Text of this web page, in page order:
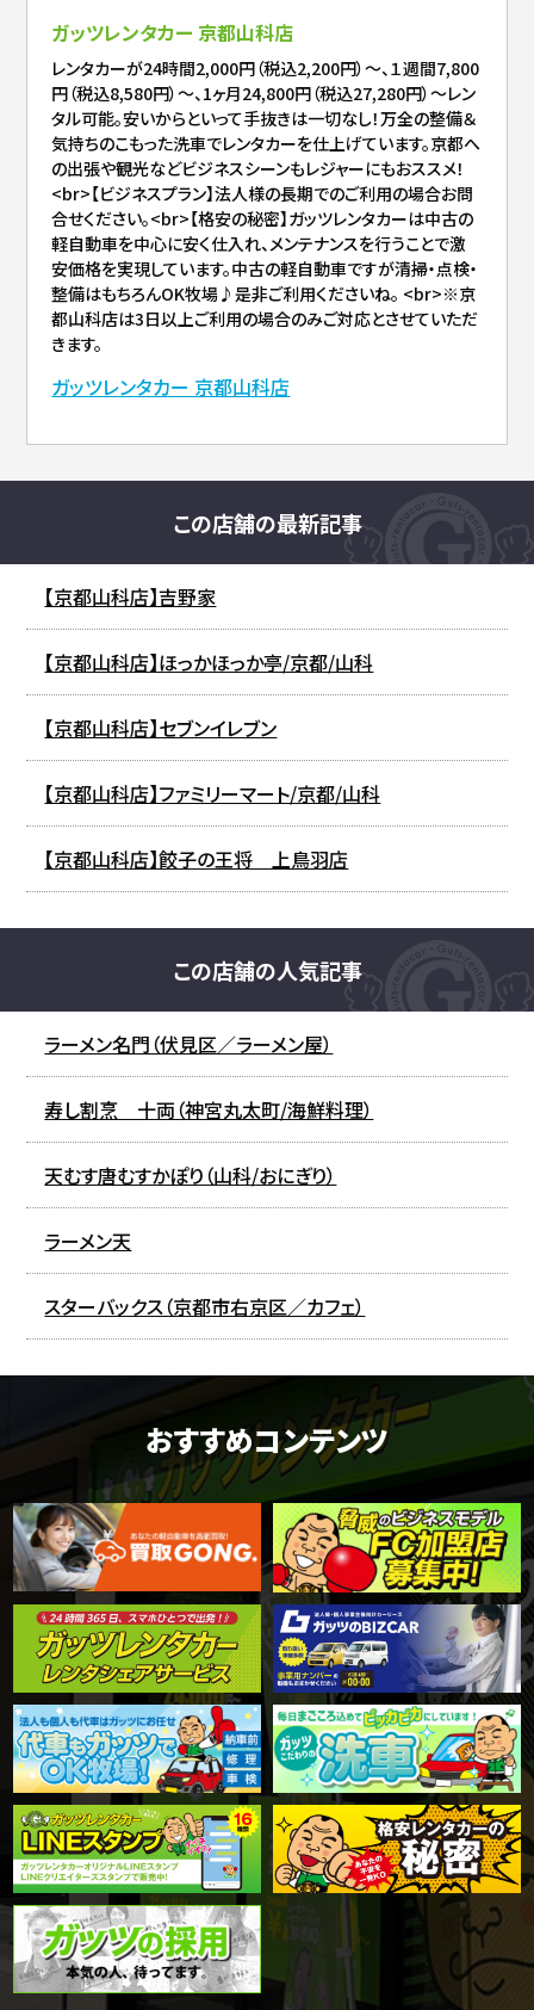
ガッツレンタカー 京都山科店
レンタカーが24時間2,000円（税込2,200円）～、１週間7,800
円（税込8,580円）～、1ヶ月24,800円（税込27,280円）～レン
タル可能。安いからといって手抜きは一切なし！万全の整備＆
気持ちのこもった洗車でレンタカーを仕上げています。京都へ
の出張や観光などビジネスシーンもレジャーにもおススメ！
<br>【ビジネスプラン】法人様の長期でのご利用の場合お問
合せください。<br>【格安の秘密】ガッツレンタカーは中古の
軽自動車を中心に安く仕入れ、メンテナンスを行うことで激
安価格を実現しています。中古の軽自動車ですが清掃・点検・
整備はもちろんOK牧場♪是非ご利用くださいね。 <br>※京
都山科店は3日以上ご利用の場合のみご対応とさせていただ
きます。
ガッツレンタカー 京都山科店
この店舗の最新記事
【京都山科店】吉野家
【京都山科店】ほっかほっか亭/京都/山科
【京都山科店】セブンイレブン
【京都山科店】ファミリーマート/京都/山科
【京都山科店】餃子の王将 上鳥羽店
この店舗の人気記事
ラーメン名門（伏見区／ラーメン屋）
寿し割烹 十両（神宮丸太町/海鮮料理）
天むす唐むすかぽり（山科/おにぎり）
ラーメン天
スターバックス（京都市右京区／カフェ）
おすすめコンテンツ